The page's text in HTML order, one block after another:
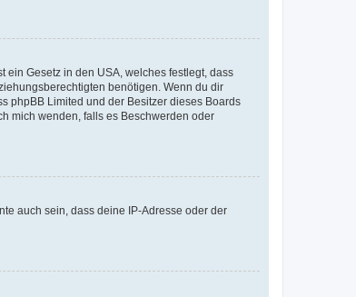
ein Gesetz in den USA, welches festlegt, dass
benötigen. Wenn du dir
phpBB Limited und der Besitzer dieses Boards
mich wenden, falls es Beschwerden oder
auch sein, dass deine IP-Adresse oder der